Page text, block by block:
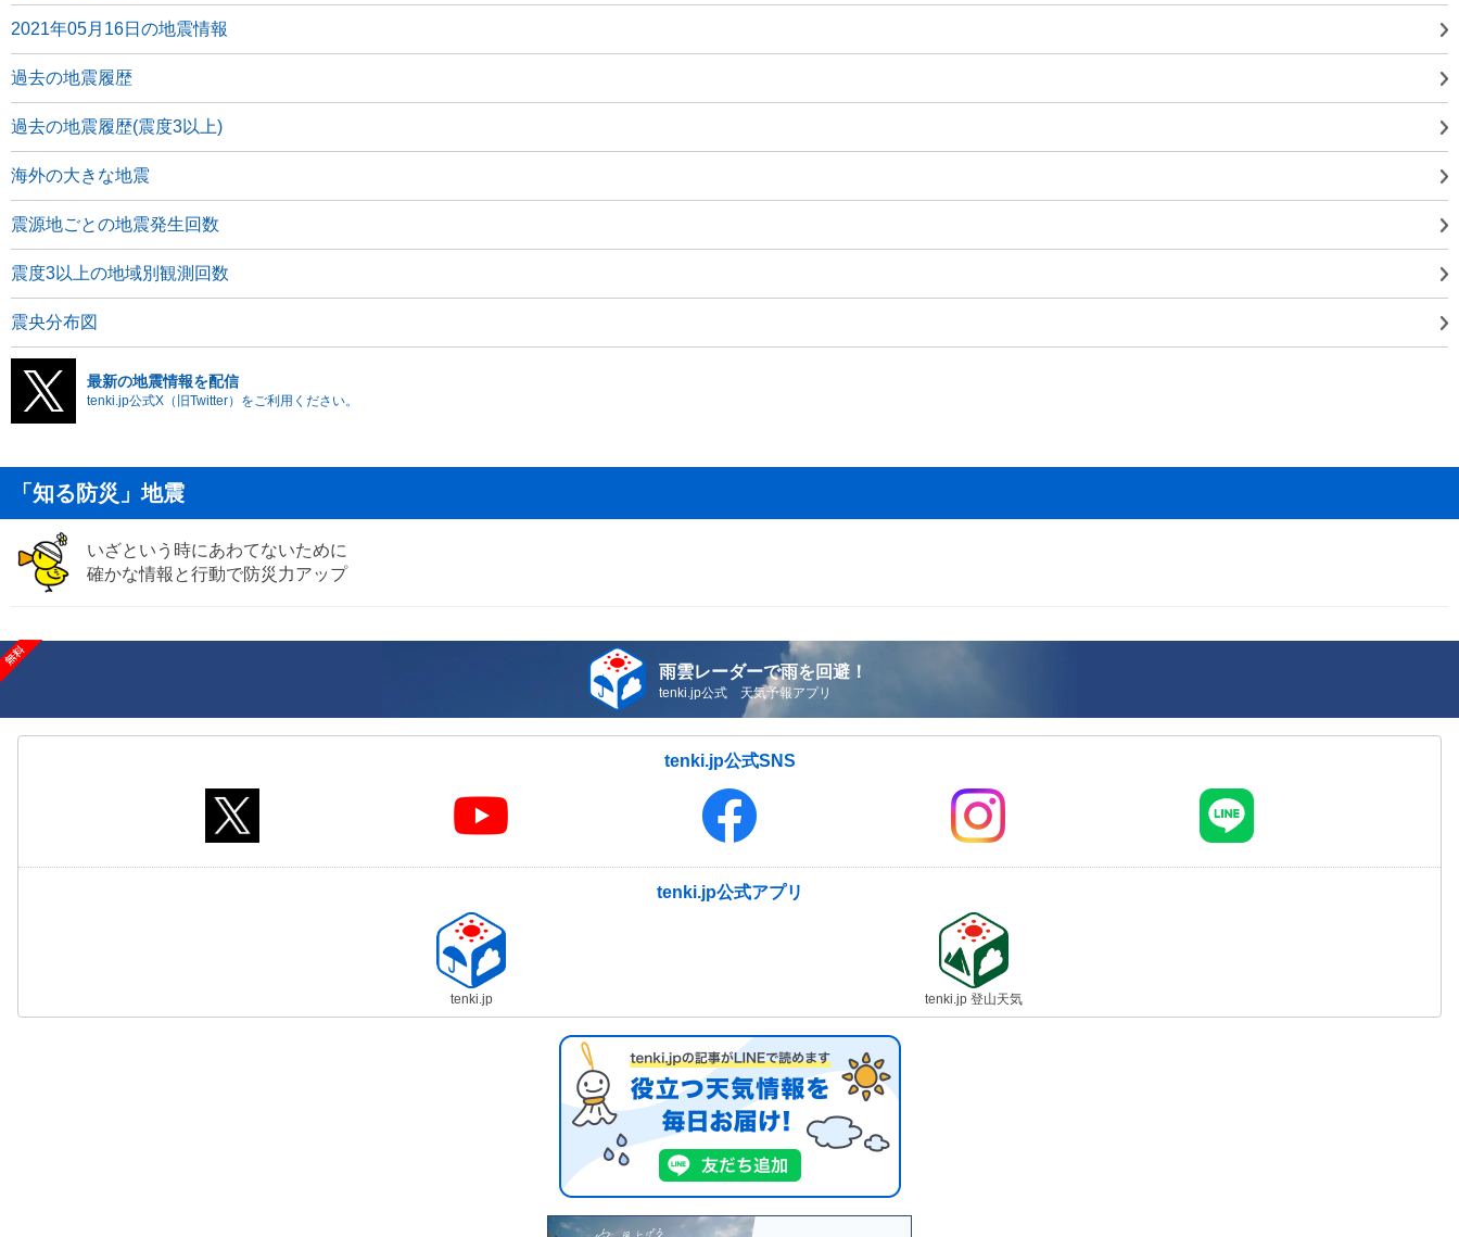
2021年05月16日の地震情報
過去の地震履歴
過去の地震履歴(震度3以上)
海外の大きな地震
震源地ごとの地震発生回数
震度3以上の地域別観測回数
震央分布図
最新の地震情報を配信
tenki.jp公式X（旧Twitter）をご利用ください。
「知る防災」地震
いざという時にあわてないために
確かな情報と行動で防災力アップ
雨雲レーダーで雨を回避！
tenki.jp公式 天気予報アプリ
tenki.jp公式SNS
tenki.jp公式アプリ
tenki.jp tenki.jp 登山天気